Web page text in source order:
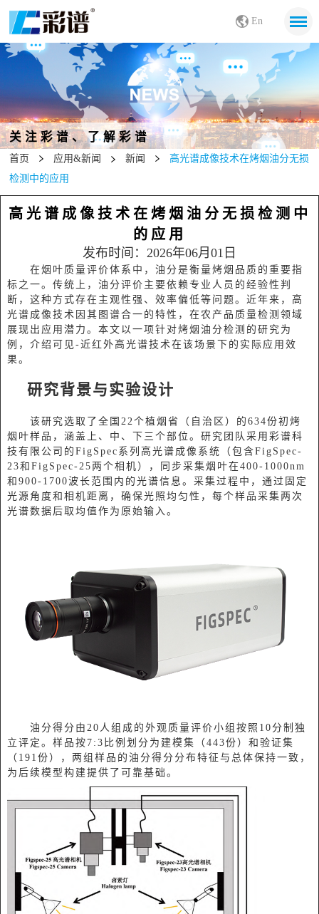
En
关注彩谱、了解彩谱
首页 应用&新闻 新闻
高光谱成像技术在烤烟油分无损
检测中的应用
高光谱成像技术在烤烟油分无损检测中
的应用
发布时间：2026年06月01日
在烟叶质量评价体系中，油分是衡量烤烟品质的重要指
标之一。传统上，油分评价主要依赖专业人员的经验性判
断，这种方式存在主观性强、效率偏低等问题。近年来，高
光谱成像技术因其图谱合一的特性，在农产品质量检测领域
展现出应用潜力。本文以一项针对烤烟油分检测的研究为
例，介绍可见-近红外高光谱技术在该场景下的实际应用效
果。
研究背景与实验设计
该研究选取了全国22个植烟省（自治区）的634份初烤
烟叶样品，涵盖上、中、下三个部位。研究团队采用彩谱科
技有限公司的FigSpec系列高光谱成像系统（包含FigSpec-
23和FigSpec-25两个相机），同步采集烟叶在400-1000nm
和900-1700波长范围内的光谱信息。采集过程中，通过固定
光源角度和相机距离，确保光照均匀性，每个样品采集两次
光谱数据后取均值作为原始输入。
油分得分由20人组成的外观质量评价小组按照10分制独
立评定。样品按7:3比例划分为建模集（443份）和验证集
（191份），两组样品的油分得分分布特征与总体保持一致，
为后续模型构建提供了可靠基础。